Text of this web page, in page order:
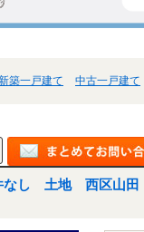
築一戸建て 中古一戸建て
なし 土地 西区山田